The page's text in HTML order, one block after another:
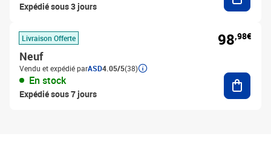
Expédié sous 3 jours
Livraison Offerte
Neuf
Vendu et expédié parASD4.05/5(38)
En stock
Expédié sous 7 jours
98,98€